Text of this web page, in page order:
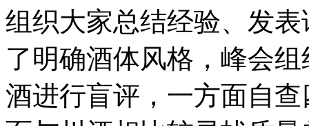
组织大家总结经验、发
了明确酒体风格，峰会
酒进行盲评，一方面自